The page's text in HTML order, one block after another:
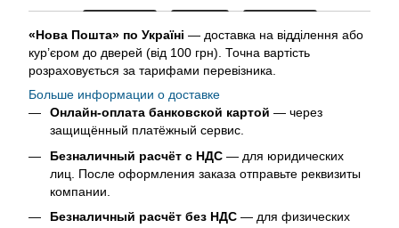
«Нова Пошта» по Україні — доставка на відділення або
кур’єром до дверей (від 100 грн). Точна вартість
розраховується за тарифами перевізника.
Больше информации о доставке
Онлайн-оплата банковской картой — через
защищённый платёжный сервис.
Безналичный расчёт с НДС — для юридических
лиц. После оформления заказа отправьте реквизиты
компании.
Безналичный расчёт без НДС — для физических